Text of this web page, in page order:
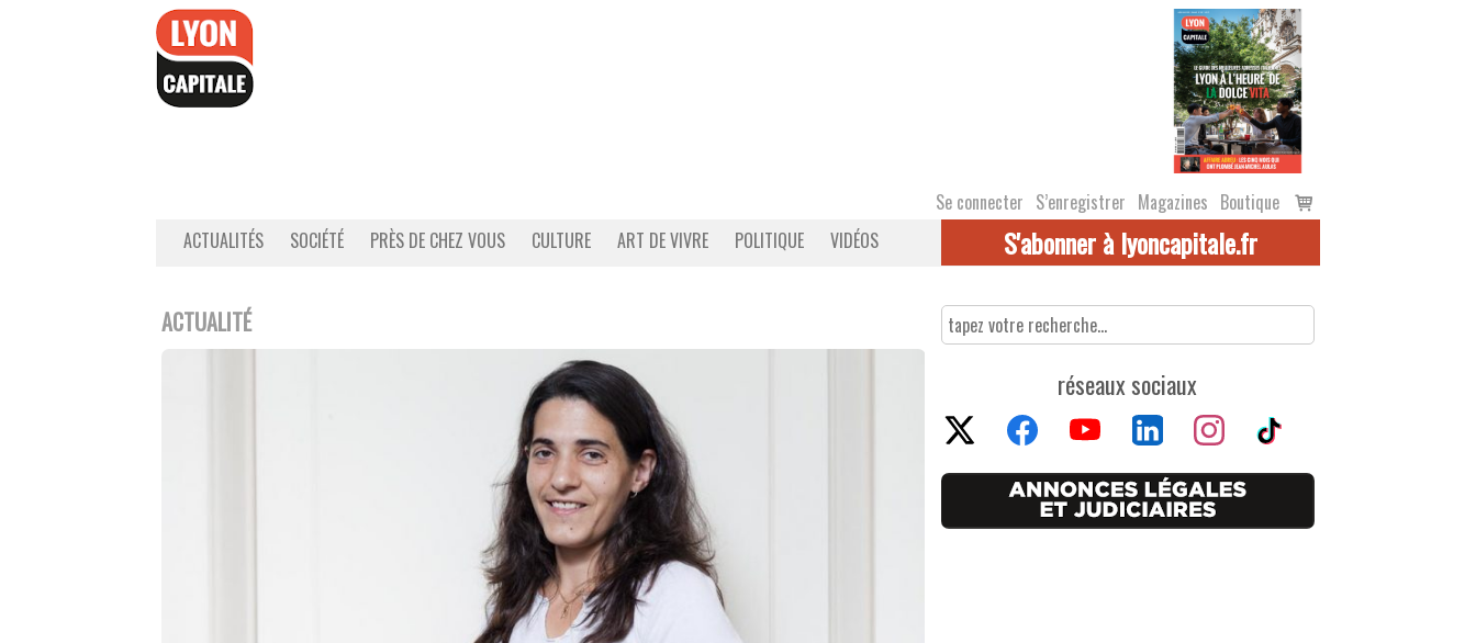
Se connecter S’enregistrer Magazines Boutique
Voir
le
ACTUALITÉS SOCIÉTÉ PRÈS DE CHEZ VOUS CULTURE ART DE VIVRE POLITIQUE VIDÉOS S'abonner à lyoncapitale.fr
ACTUALITÉ
réseaux sociaux